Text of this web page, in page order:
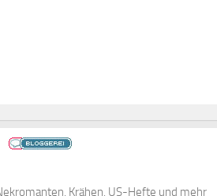
Krähen, US-Hefte und mehr